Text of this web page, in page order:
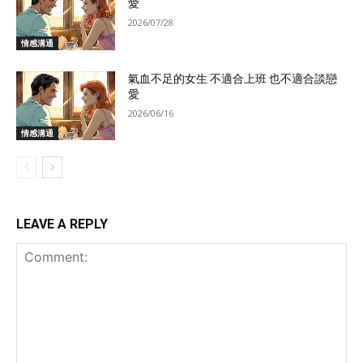
情感溝通
愛
2026/07/28
情感溝通
氣血不足的女生 不適合上班 也不適合談戀
愛
2026/06/16
LEAVE A REPLY